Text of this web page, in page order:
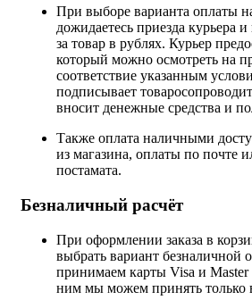
При выборе варианта оплаты
дожидаетесь приезда курьера
за товар в рублях. Курьер
который можно осмотреть на
соответствие указанным
подписывает
вносит денежные средства и
Также оплата наличными
из магазина, оплаты по почте
постамата.
Безналичный расчёт
При оформлении заказа в
выбрать вариант
принимаем карты Visa и Master
ним мы можем принять только